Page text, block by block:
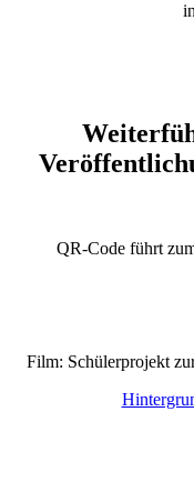
QR-Code führt
Film: Schülerprojekt